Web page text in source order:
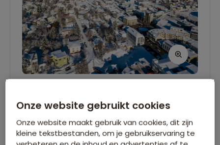
Het is zover! Vandaag begint je grote
winterse avontuur naar Noord-IJsland. Bij
aankomst in Akureyri word je naar het hotel
Onze website gebruikt cookies
Onze website maakt gebruik van cookies, dit zijn
kleine tekstbestanden, om je gebruikservaring te